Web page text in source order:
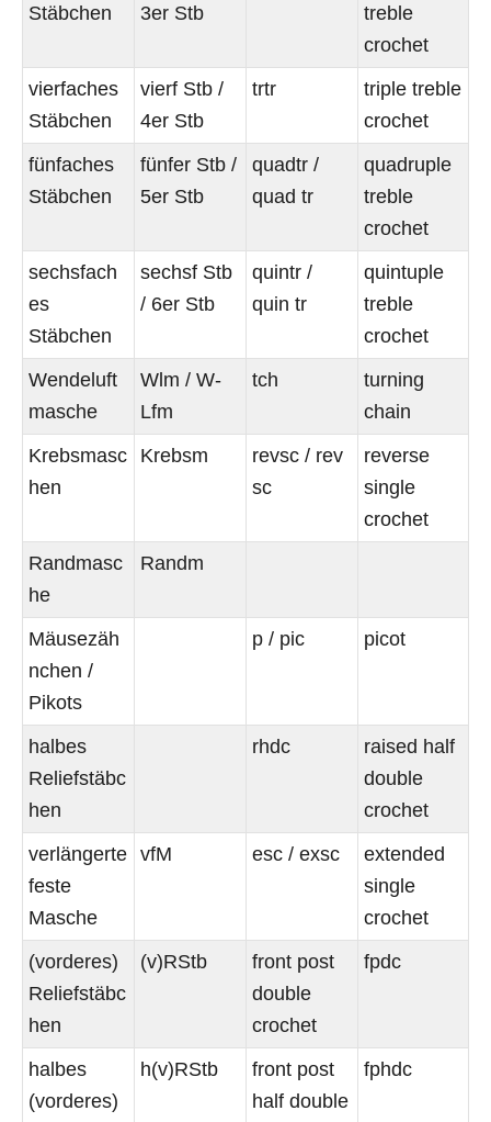
Stäbchen
3er Stb
treble
crochet
vierfaches
Stäbchen
vierf Stb /
4er Stb
trtr
triple treble
crochet
fünfaches
Stäbchen
fünfer Stb /
5er Stb
quadtr /
quad tr
quadruple
treble
crochet
sechsfach
es
Stäbchen
sechsf Stb
/ 6er Stb
quintr /
quin tr
quintuple
treble
crochet
Wendeluft
masche
Wlm / W-
Lfm
tch
turning
chain
Krebsmasc
hen
Krebsm
revsc / rev
sc
reverse
single
crochet
Randmasc
he
Randm
Mäusezäh
nchen /
Pikots
p / pic picot
halbes
Reliefstäbc
hen
rhdc
raised half
double
crochet
verlängerte
feste
Masche
vfM esc / exsc
extended
single
crochet
(vorderes)
Reliefstäbc
hen
(v)RStb
front post
double
crochet
fpdc
halbes
(vorderes)
h(v)RStb
front post
half double
fphdc